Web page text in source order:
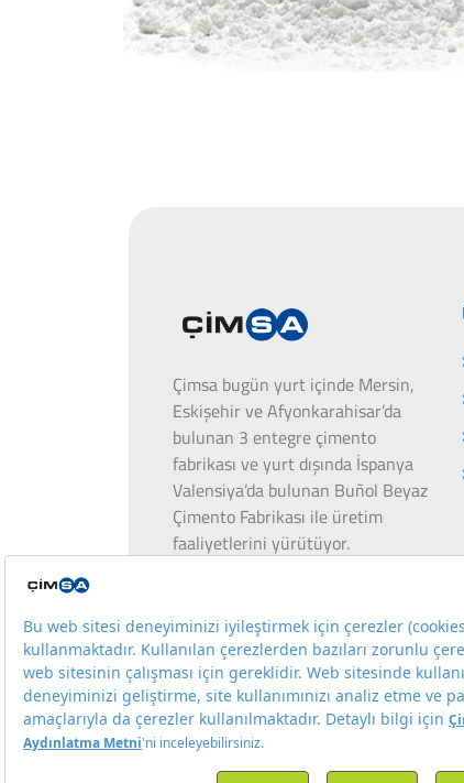
Çimsa bugün yurt içinde Mersin,
Eskişehir ve Afyonkarahisar’da
bulunan 3 entegre çimento
fabrikası ve yurt dışında İspanya
Valensiya’da bulunan Buñol Beyaz
Çimento Fabrikası ile üretim
faaliyetlerini yürütüyor.